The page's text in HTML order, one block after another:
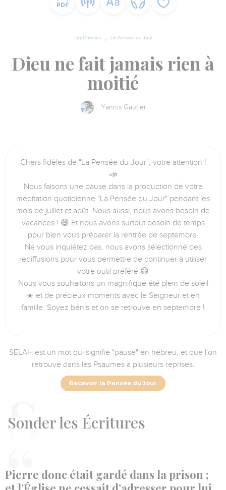
TopChrétien La Pensée du Jour
Dieu ne fait jamais rien à
moitié
Yannis Gautier
Chers fidèles de "La Pensée du Jour", votre attention !
📣
Nous faisons une pause dans la production de votre
méditation quotidienne "La Pensée du Jour" pendant les
mois de juillet et août. Nous aussi, nous avons besoin de
vacances ! 😄 Et nous avons surtout besoin de temps
pour bien vous préparer la rentrée de septembre.
Ne vous inquiétez pas, nous avons sélectionné des
rediffusions pour vous permettre de continuer à utiliser
votre outil préféré 😄
Nous vous souhaitons un magnifique été plein de soleil
☀️ et de précieux moments avec le Seigneur et en
famille. Soyez bénis et on se retrouve en septembre !
SELAH est un mot qui signifie "pause" en hébreu, et que l'on
retrouve dans les Psaumes à plusieurs reprises.
Recevoir la Pensée du Jour
Sonder les Écritures
Pierre donc était gardé dans la prison ;